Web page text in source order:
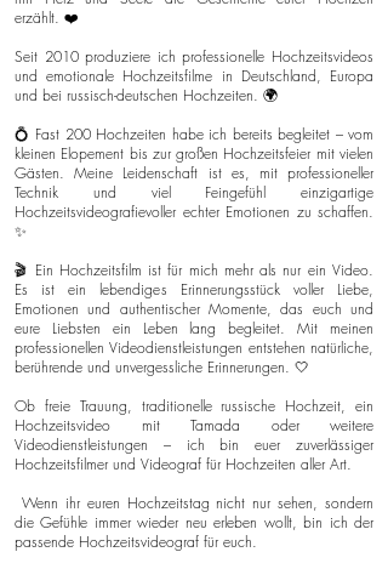
erzählt. ❤️
Seit 2010 produziere ich professionelle Hochzeitsvideos
und emotionale Hochzeitsfilme in Deutschland, Europa
und bei russisch-deutschen Hochzeiten. 🌍
💍 Fast 200 Hochzeiten habe ich bereits begleitet – vom
kleinen Elopement bis zur großen Hochzeitsfeier mit vielen
Gästen. Meine Leidenschaft ist es, mit professioneller
Technik und viel Feingefühl einzigartige
Hochzeitsvideografievoller echter Emotionen zu schaffen.
✨
🎬 Ein Hochzeitsfilm ist für mich mehr als nur ein Video.
Es ist ein lebendiges Erinnerungsstück voller Liebe,
Emotionen und authentischer Momente, das euch und
eure Liebsten ein Leben lang begleitet. Mit meinen
professionellen Videodienstleistungen entstehen natürliche,
berührende und unvergessliche Erinnerungen. 🤍
Ob freie Trauung, traditionelle russische Hochzeit, ein
Hochzeitsvideo mit Tamada oder weitere
Videodienstleistungen – ich bin euer zuverlässiger
Hochzeitsfilmer und Videograf für Hochzeiten aller Art.
Wenn ihr euren Hochzeitstag nicht nur sehen, sondern
die Gefühle immer wieder neu erleben wollt, bin ich der
passende Hochzeitsvideograf für euch.